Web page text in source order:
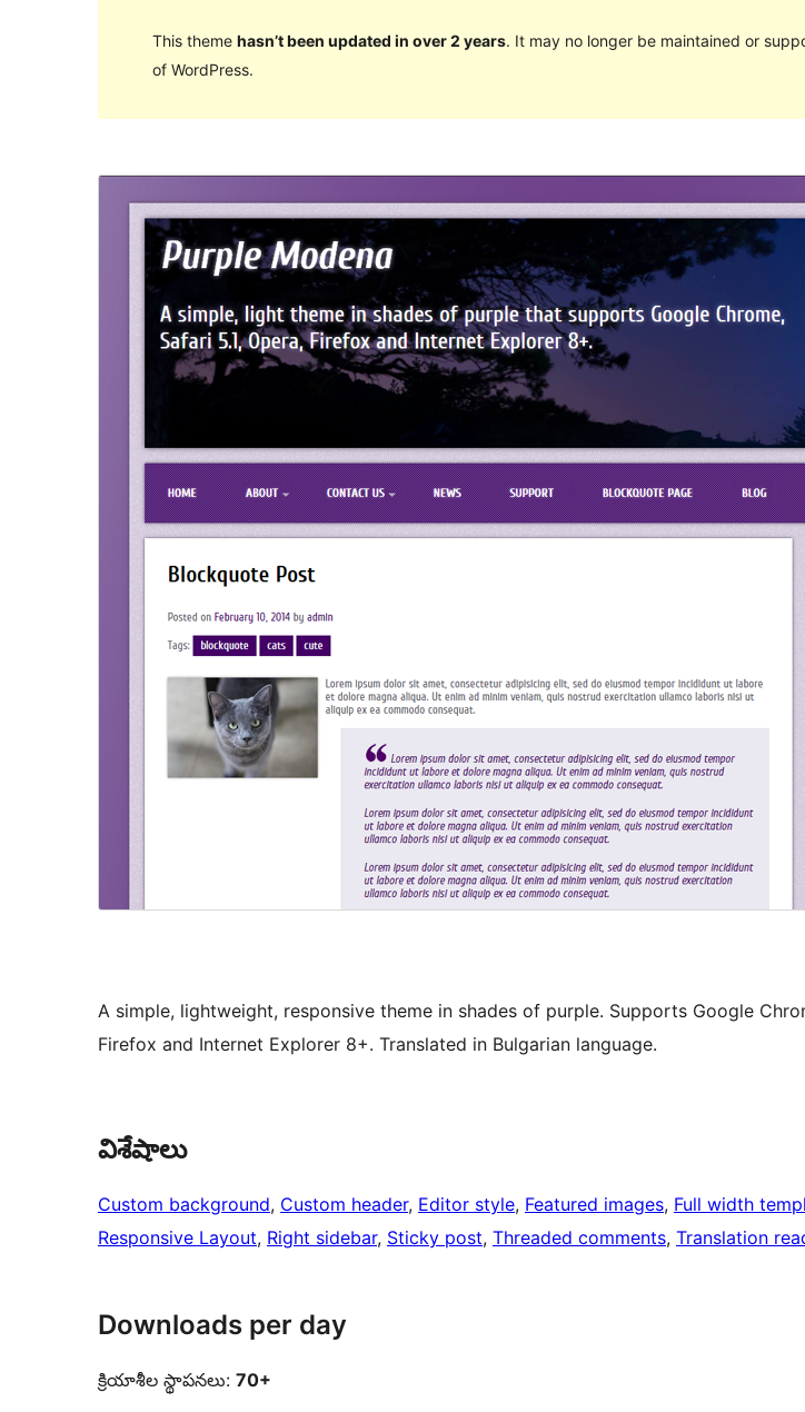
This theme hasn’t been updated in over 2 years. It may no longer be maintained or
of WordPress.
A simple, lightweight, responsive theme in shades of purple. Supports Google
Firefox and Internet Explorer 8+. Translated in Bulgarian language.
విశేషాలు
Custom background, Custom header, Editor style, Featured images, Full width
Responsive Layout, Right sidebar, Sticky post, Threaded comments, Translation
Downloads per day
క్రియాశీల స్థాపనలు: 70+